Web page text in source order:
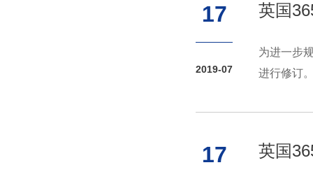
17
2019-07
英国
为进一步
进行修订
17 英国